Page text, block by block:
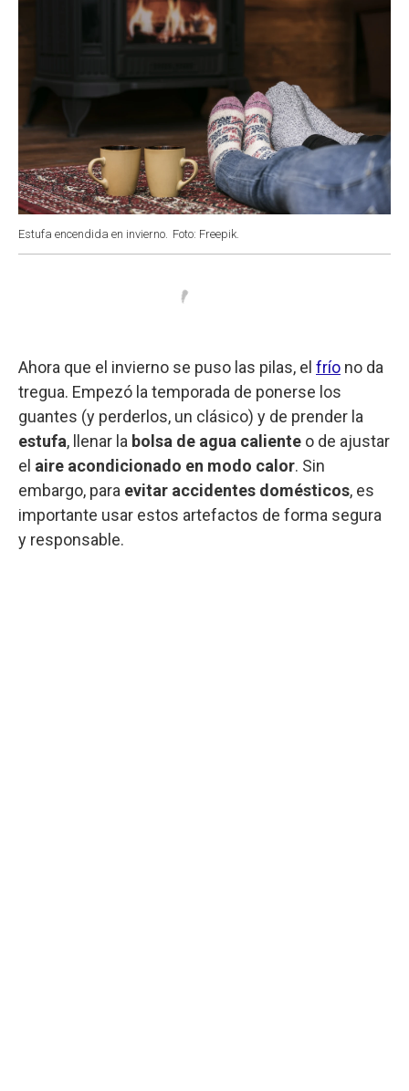
Estufa encendida en invierno. Foto: Freepik.
Ahora que el invierno se puso las pilas, el frío no da
tregua. Empezó la temporada de ponerse los
guantes (y perderlos, un clásico) y de prender la
estufa, llenar la bolsa de agua caliente o de ajustar
el aire acondicionado en modo calor. Sin
embargo, para evitar accidentes domésticos, es
importante usar estos artefactos de forma segura
y responsable.